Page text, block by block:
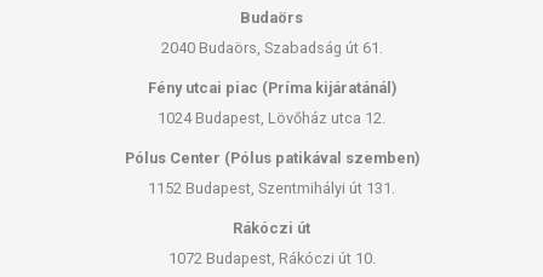
Budaörs
2040 Budaörs, Szabadság út 61.
Fény utcai piac (Príma kijáratánál)
1024 Budapest, Lövőház utca 12.
Pólus Center (Pólus patikával szemben)
1152 Budapest, Szentmihályi út 131.
Rákóczi út
1072 Budapest, Rákóczi út 10.